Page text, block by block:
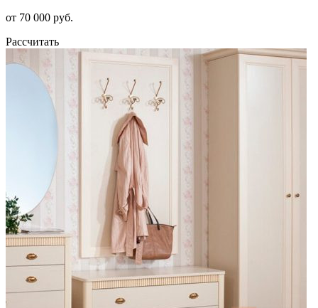
от 70 000 руб.
Рассчитать